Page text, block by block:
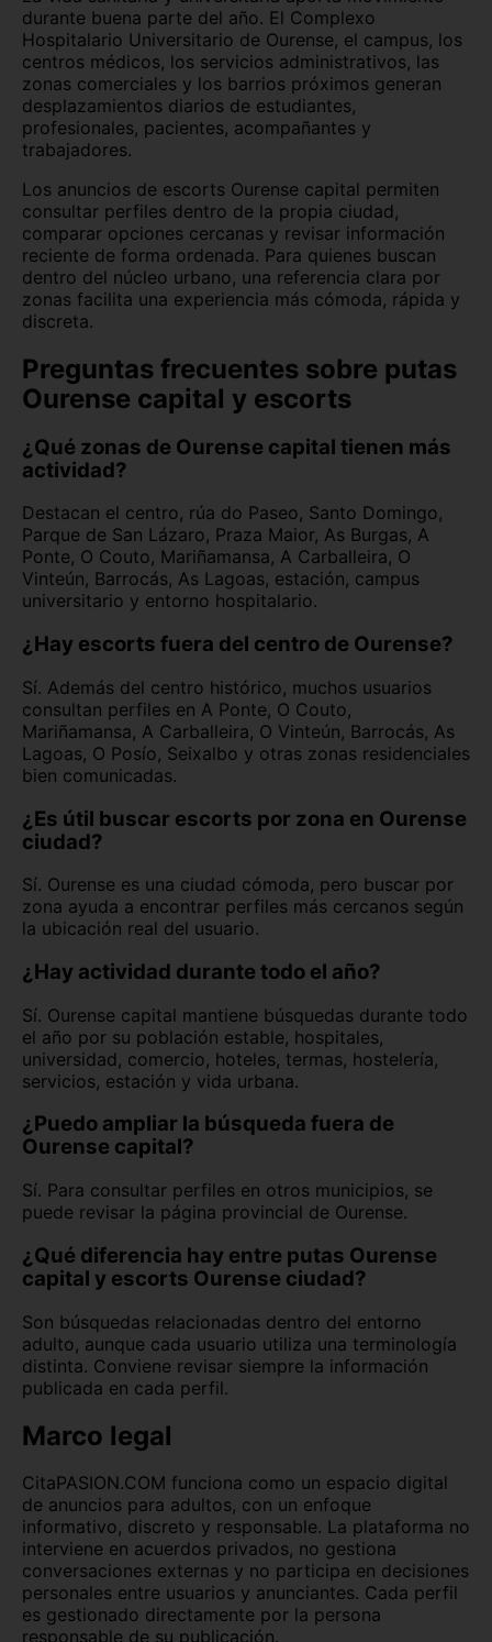
durante buena parte del año. El Complexo
Hospitalario Universitario de Ourense, el campus, los
centros médicos, los servicios administrativos, las
zonas comerciales y los barrios próximos generan
desplazamientos diarios de estudiantes,
profesionales, pacientes, acompañantes y
trabajadores.
Los anuncios de escorts Ourense capital permiten
consultar perfiles dentro de la propia ciudad,
comparar opciones cercanas y revisar información
reciente de forma ordenada. Para quienes buscan
dentro del núcleo urbano, una referencia clara por
zonas facilita una experiencia más cómoda, rápida y
discreta.
Preguntas frecuentes sobre putas
Ourense capital y escorts
¿Qué zonas de Ourense capital tienen más
actividad?
Destacan el centro, rúa do Paseo, Santo Domingo,
Parque de San Lázaro, Praza Maior, As Burgas, A
Ponte, O Couto, Mariñamansa, A Carballeira, O
Vinteún, Barrocás, As Lagoas, estación, campus
universitario y entorno hospitalario.
¿Hay escorts fuera del centro de Ourense?
Sí. Además del centro histórico, muchos usuarios
consultan perfiles en A Ponte, O Couto,
Mariñamansa, A Carballeira, O Vinteún, Barrocás, As
Lagoas, O Posío, Seixalbo y otras zonas residenciales
bien comunicadas.
¿Es útil buscar escorts por zona en Ourense
ciudad?
Sí. Ourense es una ciudad cómoda, pero buscar por
zona ayuda a encontrar perfiles más cercanos según
la ubicación real del usuario.
¿Hay actividad durante todo el año?
Sí. Ourense capital mantiene búsquedas durante todo
el año por su población estable, hospitales,
universidad, comercio, hoteles, termas, hostelería,
servicios, estación y vida urbana.
¿Puedo ampliar la búsqueda fuera de
Ourense capital?
Sí. Para consultar perfiles en otros municipios, se
puede revisar la página provincial de Ourense.
¿Qué diferencia hay entre putas Ourense
capital y escorts Ourense ciudad?
Son búsquedas relacionadas dentro del entorno
adulto, aunque cada usuario utiliza una terminología
distinta. Conviene revisar siempre la información
publicada en cada perfil.
Marco legal
CitaPASION.COM funciona como un espacio digital
de anuncios para adultos, con un enfoque
informativo, discreto y responsable. La plataforma no
interviene en acuerdos privados, no gestiona
conversaciones externas y no participa en decisiones
personales entre usuarios y anunciantes. Cada perfil
es gestionado directamente por la persona
responsable de su publicación.